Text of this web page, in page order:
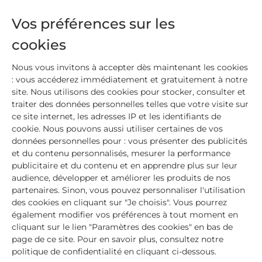
paraffine végétale, des ingrédients ultra
hydratants pour combler les crevasses
Deux actifs d’origine végétale : du
Oléoactif®
pour rééquilibrer la flore cutanée et
de la Passioline®pour favoriser la régénération.
Des huiles et beurres végétauxpour restaurer
la souplesse et calmer les sensations de
tiraillement et d’inconfort.
Et 0 % d’eau, pour limiter le risque de
prolifération bactérienne
Et pour cibler au mieux chaque zone fragilisée,
l’Onguent s’applique à l’aide d’une spatule
hygiénique et précise. Sa texture enveloppe la
peau sans coller, avec un fini satiné qui permet de
l’utiliser facilement au quotidien !
Vos préférences sur les
cookies
Nous vous invitons à accepter dès maintenant les cookies
: vous accéderez immédiatement et gratuitement à notre
site. Nous utilisons des cookies pour stocker, consulter et
traiter des données personnelles telles que votre visite sur
ce site internet, les adresses IP et les identifiants de
cookie. Nous pouvons aussi utiliser certaines de vos
données personnelles pour : vous présenter des publicités
et du contenu personnalisés, mesurer la performance
publicitaire et du contenu et en apprendre plus sur leur
audience, développer et améliorer les produits de nos
partenaires. Sinon, vous pouvez personnaliser l'utilisation
des cookies en cliquant sur "Je choisis". Vous pourrez
également modifier vos préférences à tout moment en
cliquant sur le lien "Paramètres des cookies" en bas de
page de ce site. Pour en savoir plus, consultez notre
politique de confidentialité en cliquant ci-dessous.